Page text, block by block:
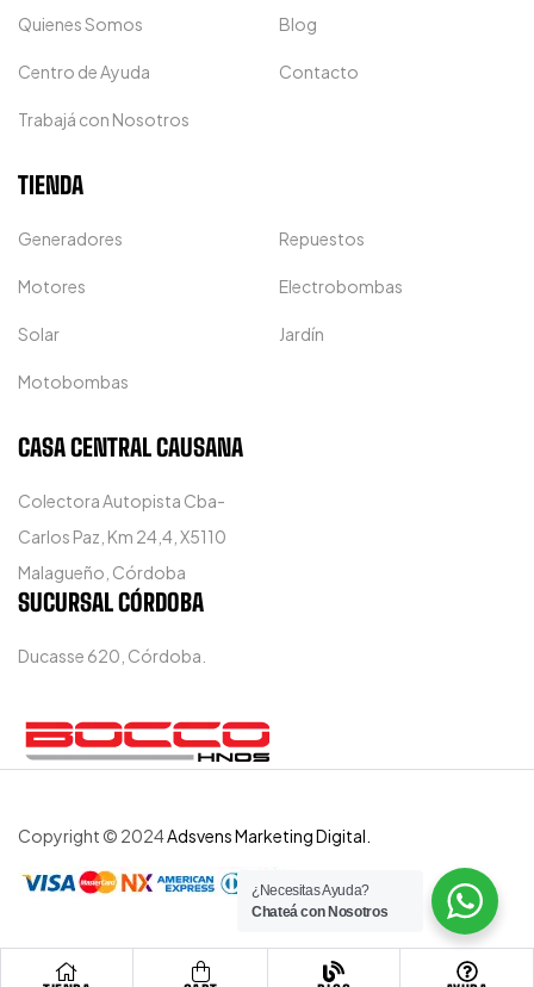
Quienes Somos Blog
Centro de Ayuda Contacto
Trabajá con Nosotros
TIENDA
Generadores Repuestos
Motores Electrobombas
Solar Jardín
Motobombas
CASA CENTRAL CAUSANA
Colectora Autopista Cba-
Carlos Paz, Km 24,4, X5110
Malagueño, Córdoba
SUCURSAL CÓRDOBA
Ducasse 620, Córdoba.
Copyright © 2024Adsvens Marketing Digital.
¿Necesitas Ayuda?
Chateá con Nosotros